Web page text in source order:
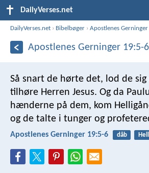
DailyVerses.net
DailyVerses.net › Bibelbøger ›Apostlenes Gerninger
Apostlenes Gerninger 19:5-6
Så snart de hørte det, lod de
tilhøre Herren Jesus. Og da
hænderne på dem, kom
og de talte i tunger og
Apostlenes Gerninger 19:5-6 dåb